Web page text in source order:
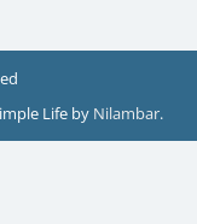
Life by Nilambar.